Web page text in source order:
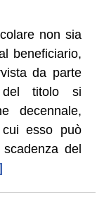
non sia
beneficiario,
da parte
del titolo si
decennale,
esso può
del